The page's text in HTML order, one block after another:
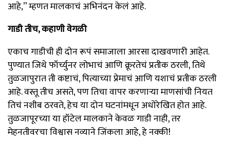
आहे,” म्हणत मालकाचं अभिनंदन केलं आहे.
गाडी तीच, कहाणी वेगळी
एकाच गाडीची ही दोन रूपं समाजाला आरसा दाखवणारी आहेत.
पुण्यात जिथे फॉर्च्युनर लोभाचं आणि क्रूरतेचं प्रतीक ठरली, तिथे
तुळजापुरात ती कष्टाचं, पित्याच्या प्रेमाचं आणि यशाचं प्रतीक ठरली
आहे. वस्तू तीच असते, पण तिचा वापर करणाऱ्या माणसांची नियत
तिचं नशीब ठरवते, हेच या दोन घटनांमधून अधोरेखित होत आहे.
तुळजापूरच्या या हॉटेल मालकाने केवळ गाडी नाही, तर
मेहनतीवरचा विश्वास नव्याने जिंकला आहे, हे नक्की!